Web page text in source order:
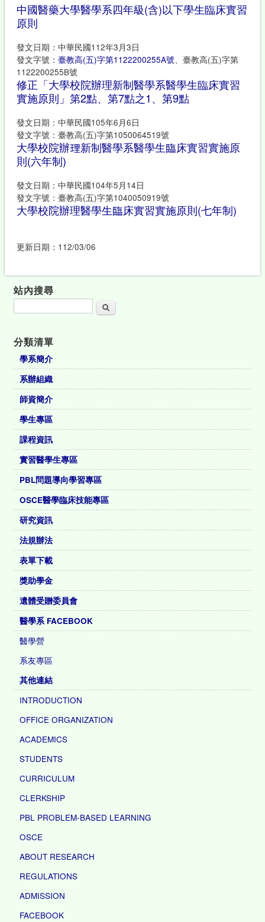
中國醫藥大學醫學系四年級(含)以下學生臨床實習
原則
發文日期：中華民國112年3月3日
發文字號： 臺教高(五)字第1122200255A號 、臺教高(五)字第
1122200255B號
修正「大學校院辦理新制醫學系醫學生臨床實習
實施原則」第2點、第7點之1、第9點
發文日期：中華民國105年6月6日
發文字號：臺教高(五)字第1050064519號
大學校院辦理新制醫學系醫學生臨床實習實施原
則(六年制)
發文日期：中華民國104年5月14日
發文字號：臺教高(五)字第1040050919號
大學校院辦理醫學生臨床實習實施原則(七年制)
更新日期：112/03/06
站內搜尋
搜尋
分類清單
學系簡介
系辦組織
師資簡介
學生專區
課程資訊
實習醫學生專區
PBL問題導向學習專區
OSCE醫學臨床技能專區
研究資訊
法規辦法
表單下載
獎助學金
遺體受贈委員會
醫學系 FACEBOOK
醫學營
系友專區
其他連結
INTRODUCTION
OFFICE ORGANIZATION
ACADEMICS
STUDENTS
CURRICULUM
CLERKSHIP
PBL PROBLEM-BASED LEARNING
OSCE
ABOUT RESEARCH
REGULATIONS
ADMISSION
FACEBOOK